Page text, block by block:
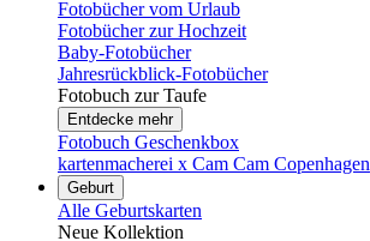
Fotobücher vom Urlaub
Fotobücher zur Hochzeit
Baby-Fotobücher
Jahresrückblick-Fotobücher
Fotobuch zur Taufe
Entdecke mehr
Fotobuch Geschenkbox
kartenmacherei x Cam Cam Copenhagen
Geburt
Alle Geburtskarten
Neue Kollektion